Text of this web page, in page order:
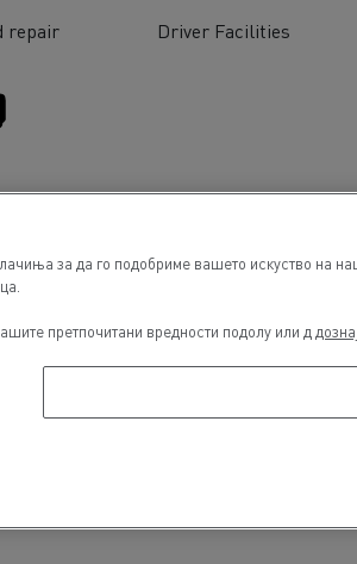
repair Driver Facilities
за да го подобриме вашето искуство на
претпочитани вредности подолу или д